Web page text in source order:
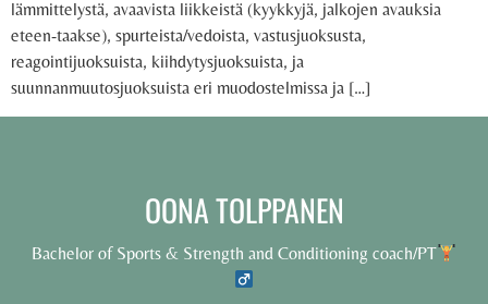
lämmittelystä, avaavista liikkeistä (kyykkyjä, jalkojen avauksia
eteen-taakse), spurteista/vedoista, vastusjuoksusta,
reagointijuoksuista, kiihdytysjuoksuista, ja
suunnanmuutosjuoksuista eri muodostelmissa ja […]
OONA TOLPPANEN
Bachelor of Sports & Strength and Conditioning coach/PT